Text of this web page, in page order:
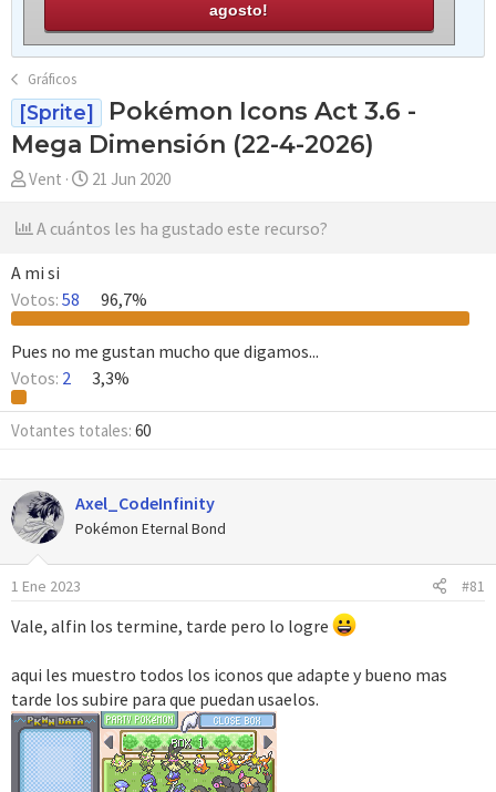
agosto!
Gráficos
[Sprite]
Pokémon Icons Act 3.6 -
Mega Dimensión (22-4-2026)
A
t
r
Vent
F
c
e
n
i
c
i
21 Jun 2020
A cuántos les ha gustado este recurso?
A mi si
Votos: 58 96,7%
Pues no me gustan mucho que digamos...
Votos: 2 3,3%
Votantes totales 60
Axel_CodeInfinity
Pokémon Eternal Bond
1 Ene 2023 #81
Vale, alfin los termine, tarde pero lo logre
aqui les muestro todos los iconos que adapte y bueno mas
tarde los subire para que puedan usaelos.